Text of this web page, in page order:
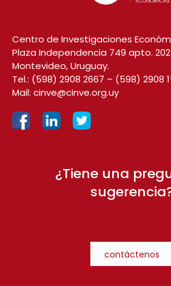
Centro de Investigaciones
Plaza Independencia 749 apto. 202
Montevideo, Uruguay.
Tel.: (598) 2908 2667 – (598) 2908
Mail: cinve@cinve.org.uy
¿Tiene una
contáctenos